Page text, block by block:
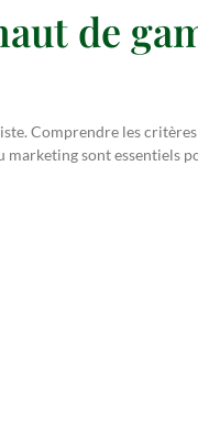
de
Comprendre les
sont essentiels